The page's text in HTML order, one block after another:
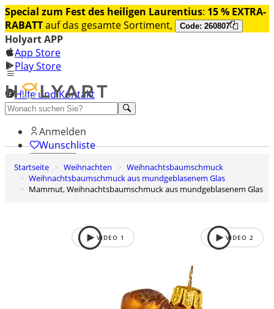
Special zum Fest des heiligen Laurentius: 15 % EXTRA-
RABATTauf das gesamte Sortiment, Code: 260807
Holyart APP
App Store
Play Store
Hilfe und Kontakt
Entdecken Sie Premium
Anmelden
Wunschliste
0
Warenkorb
Startseite Weihnachten
Weihnachtsbaumschmuck
Weihnachtsbaumschmuck aus mundgeblasenem Glas
Mammut, Weihnachtsbaumschmuck aus mundgeblasenem Glas
VIDEO 1 VIDEO 2